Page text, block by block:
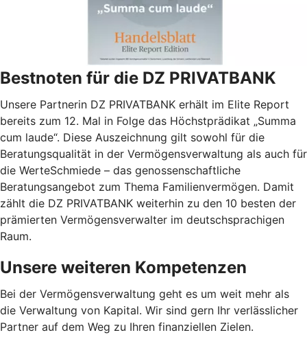
Bestnoten für die DZ PRIVATBANK
Unsere Partnerin DZ PRIVATBANK erhält im Elite Report
bereits zum 12. Mal in Folge das Höchstprädikat „Summa
cum laude“. Diese Auszeichnung gilt sowohl für die
Beratungsqualität in der Vermögensverwaltung als auch für
die WerteSchmiede – das genossenschaftliche
Beratungsangebot zum Thema Familienvermögen. Damit
zählt die DZ PRIVATBANK weiterhin zu den 10 besten der
prämierten Vermögensverwalter im deutschsprachigen
Raum.
Unsere weiteren Kompetenzen
Bei der Vermögensverwaltung geht es um weit mehr als
die Verwaltung von Kapital. Wir sind gern Ihr verlässlicher
Partner auf dem Weg zu Ihren finanziellen Zielen.